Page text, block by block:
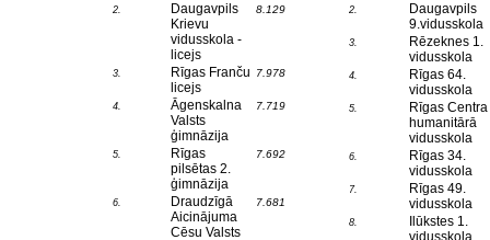
2.
Daugavpils
Krievu
vidusskola -
licejs
8.129
3.
Rīgas Franču
licejs
7.978
4.
Āgenskalna
Valsts
ģimnāzija
7.719
5.
Rīgas
pilsētas 2.
ģimnāzija
7.692
6.
Draudzīgā
Aicinājuma
Cēsu Valsts
7.681
2.
Daugavpils
9.vidusskola
3.
Rēzeknes 1.
vidusskola
4.
Rīgas 64.
vidusskola
5.
Rīgas Centra
humanitārā
vidusskola
6.
Rīgas 34.
vidusskola
7.
Rīgas 49.
vidusskola
8.
Ilūkstes 1.
vidusskola